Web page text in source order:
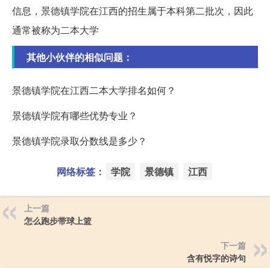
信息，景德镇学院在江西的招生属于本科第二批次，因此
通常被称为二本大学
其他小伙伴的相似问题：
景德镇学院在江西二本大学排名如何？
景德镇学院有哪些优势专业？
景德镇学院录取分数线是多少？
网络标签： 学院 景德镇 江西
上一篇
怎么跑步带球上篮
下一篇
含有悦字的诗句